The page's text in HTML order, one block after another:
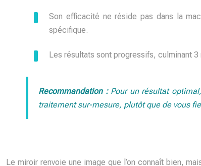
Son efficacité ne réside pas dans la
spécifique.
Les résultats sont progressifs, culminant
Recommandation :Pour un résultat
traitement sur-mesure, plutôt que de vous
Le miroir renvoie une image que l’on connaît bien,